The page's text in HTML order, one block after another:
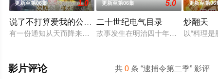
更新至第06集 1.0
说了不打算爱我的公爵继承人，不知为何对我宠爱有加
有一份通知从天而降来到没落贵族的千金，艾尔莎的身边。那就
更新至第06集 5.0
二十世纪电气目录
故事发生在明治四十年（1907 年）
更新至第06
炒翻天
以“料理
共0 条 “逮捕令第二季” 影评
影片评论